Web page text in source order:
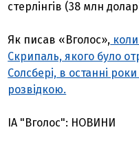
стерлінгів (38 млн
Як писав «Вголос»,
Скрипаль, якого було
Солсбері, в останні
розвідкою.
ІА "Вголос": НОВИНИ